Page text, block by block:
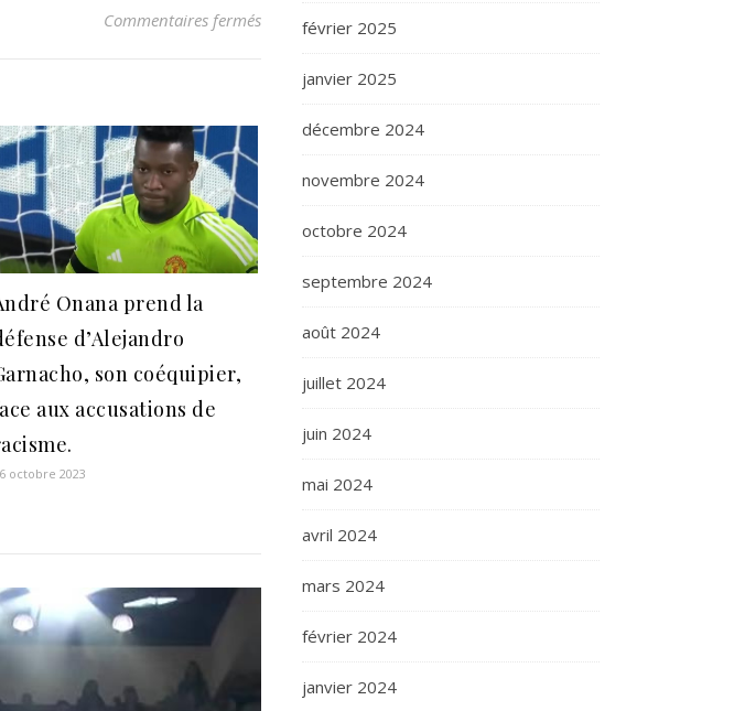
Commentaires ferméssur Mola (Toulouse) : Découvrir de petites pépites
Onana prend la
d’Alejandro
son coéquipier,
aux accusations de
octobre 2023
février 2025
janvier 2025
décembre 2024
novembre 2024
octobre 2024
septembre 2024
août 2024
juillet 2024
juin 2024
mai 2024
avril 2024
mars 2024
février 2024
janvier 2024